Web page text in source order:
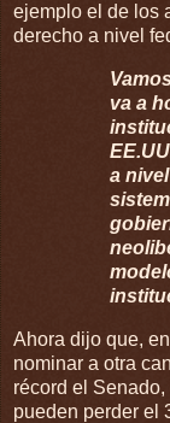
ejemplo el de los
derecho a nivel
va a
a
Ahora dijo que,
nominar a otra
récord el
pueden perder el